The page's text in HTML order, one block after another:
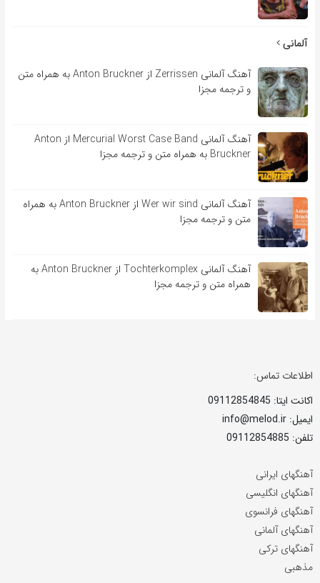
آلمانی
آهنگ آلمانی Zerrissen از Anton Bruckner به همراه متن
و ترجمه مجزا
آهنگ آلمانی Mercurial Worst Case Band از Anton
Bruckner به همراه متن و ترجمه مجزا
آهنگ آلمانی Wer wir sind از Anton Bruckner به همراه
متن و ترجمه مجزا
آهنگ آلمانی Tochterkomplex از Anton Bruckner به
همراه متن و ترجمه مجزا
اطلاعات تماس:
اکانت ایتا: 09112854845
ایمیل: info@melod.ir
تلفن: 09112854885
آهنگهای ایرانی
آهنگهای انگلیسی
آهنگهای فرانسوی
آهنگهای آلمانی
آهنگهای ترکی
مذهبی